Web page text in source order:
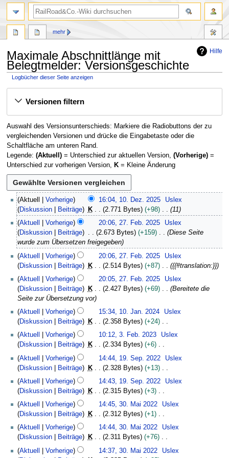
Hilfe
Maximale Abschnittlänge mit
Belegtmelder: Versionsgeschichte
Logbücher dieser Seite anzeigen
Navigation
Suche Versionen filtern
Auswahl des Versionsunterschieds: Markiere die Radiobuttons der zu
vergleichenden Versionen und drücke die Eingabetaste oder die
Schaltfläche am unteren Rand.
Legende: (Aktuell)= Unterschied zur aktuellen Version, (Vorherige)=
Unterschied zur vorherigen Version, K= Kleine Änderung
D
Aktuell Vorherige 16:04, 10. Dez. 2025
Uslex
Diskussion
Beiträge K 2.771 Bytes +98 11
Aktuell Vorherige 20:06, 27. Feb. 2025
Uslex
Diskussion
Beiträge 2.673 Bytes +159
Diese Seite
wurde zum Übersetzen freigegeben
Aktuell
Vorherige 20:06, 27. Feb. 2025
Uslex
Diskussion
Beiträge K 2.514 Bytes +87
{{#translation:}}
Aktuell
Vorherige 20:05, 27. Feb. 2025
Uslex
Diskussion
Beiträge K 2.427 Bytes +69
Bereitete die
Seite zur Übersetzung vor
Aktuell Vorherige 15:34, 10. Jan. 2024
Uslex
Diskussion
Beiträge K 2.358 Bytes
+24
K
e
n
e
B
e
r
b
e
i
t
Aktuell Vorherige 10:12, 3. Feb. 2023
Uslex
Diskussion
Beiträge K 2.334 Bytes
+6
K
e
n
e
B
e
r
b
e
S
Aktuell Vorherige 14:44, 19. Sep. 2022
Uslex
Diskussion
Beiträge K 2.328 Bytes
+13
K
e
n
e
B
e
r
Aktuell Vorherige 14:43, 19. Sep. 2022
Uslex
Diskussion
Beiträge K 2.315 Bytes
+3
K
e
n
e
B
M
Aktuell Vorherige 14:45, 30. Mai 2022
Uslex
Diskussion
Beiträge K 2.312 Bytes
+1
K
e
n
Aktuell Vorherige 14:44, 30. Mai 2022
Uslex
Diskussion
Beiträge K 2.311 Bytes
+76
K
e
Aktuell Vorherige 14:37, 30. Mai 2022
Uslex
mehr
Suche